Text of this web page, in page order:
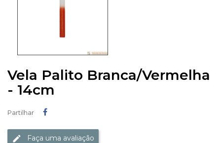
Vela Palito Branca/Vermelha
- 14cm
Partilhar
Faça uma avaliação